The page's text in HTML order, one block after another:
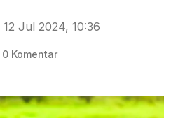
12 Jul 2024, 10:36
0Komentar